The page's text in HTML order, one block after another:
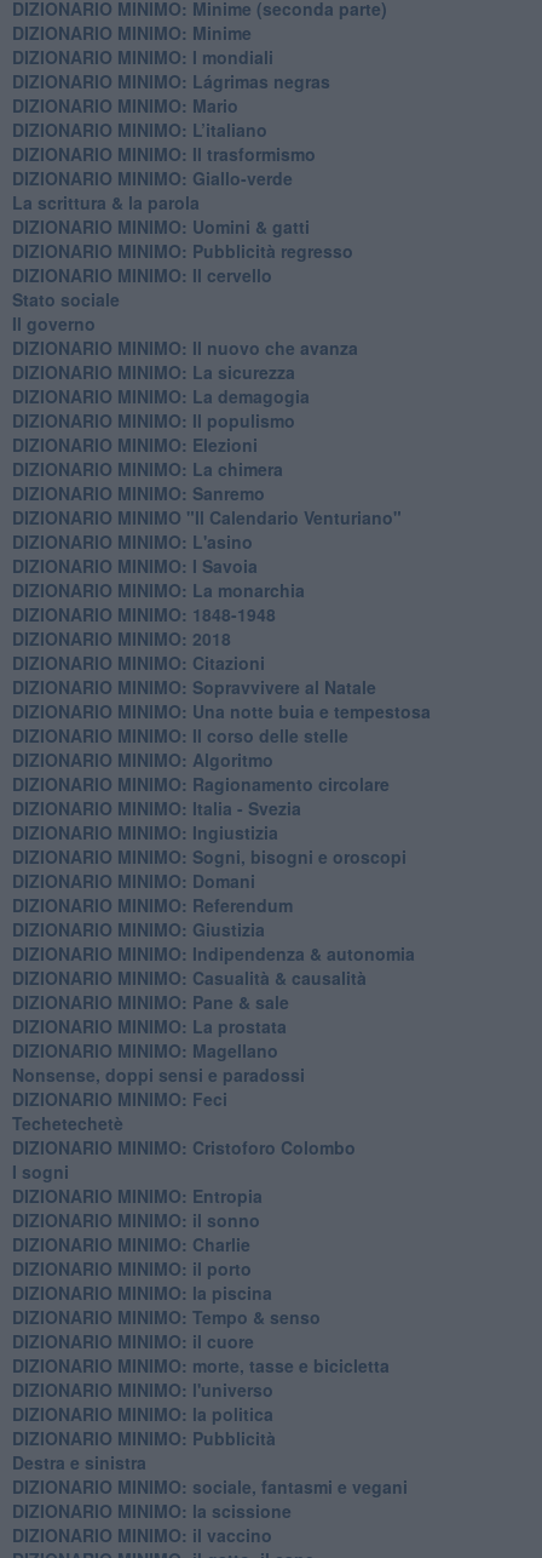
DIZIONARIO MINIMO: Minime (seconda parte)
DIZIONARIO MINIMO: Minime
DIZIONARIO MINIMO: ​I mondiali
DIZIONARIO MINIMO: ​Lágrimas negras
DIZIONARIO MINIMO: Mario
DIZIONARIO MINIMO: L’italiano
DIZIONARIO MINIMO: Il trasformismo
DIZIONARIO MINIMO: Giallo-verde
La scrittura & la parola
​DIZIONARIO MINIMO: Uomini & gatti
DIZIONARIO MINIMO: ​Pubblicità regresso
DIZIONARIO MINIMO: Il cervello
Stato sociale
Il governo
DIZIONARIO MINIMO: Il nuovo che avanza
DIZIONARIO MINIMO: La sicurezza
DIZIONARIO MINIMO: La demagogia
DIZIONARIO MINIMO: Il populismo
DIZIONARIO MINIMO: Elezioni
DIZIONARIO MINIMO: La chimera
DIZIONARIO MINIMO: Sanremo
DIZIONARIO MINIMO "Il Calendario Venturiano"
DIZIONARIO MINIMO: L'asino
DIZIONARIO MINIMO: I Savoia
DIZIONARIO MINIMO: La monarchia
DIZIONARIO MINIMO: 1848-1948
DIZIONARIO MINIMO: 2018
DIZIONARIO MINIMO: Citazioni
DIZIONARIO MINIMO: ​Sopravvivere al Natale
DIZIONARIO MINIMO: ​Una notte buia e tempestosa
DIZIONARIO MINIMO: Il corso delle stelle
DIZIONARIO MINIMO: Algoritmo
DIZIONARIO MINIMO: Ragionamento circolare
DIZIONARIO MINIMO: Italia - Svezia
DIZIONARIO MINIMO: ​Ingiustizia
DIZIONARIO MINIMO: ​Sogni, bisogni e oroscopi
DIZIONARIO MINIMO: Domani
DIZIONARIO MINIMO: Referendum
DIZIONARIO MINIMO: Giustizia
DIZIONARIO MINIMO: ​Indipendenza & autonomia
DIZIONARIO MINIMO: ​Casualità & causalità
​DIZIONARIO MINIMO: Pane & sale
DIZIONARIO MINIMO: La prostata
​DIZIONARIO MINIMO: Magellano
Nonsense, doppi sensi e paradossi
DIZIONARIO MINIMO: Feci
Techetechetè
DIZIONARIO MINIMO: Cristoforo Colombo
I sogni
DIZIONARIO MINIMO: Entropia
DIZIONARIO MINIMO: il sonno
DIZIONARIO MINIMO: Charlie
DIZIONARIO MINIMO: il porto
DIZIONARIO MINIMO: la piscina
DIZIONARIO MINIMO: Tempo & senso
DIZIONARIO MINIMO: il cuore
DIZIONARIO MINIMO: morte, tasse e bicicletta
DIZIONARIO MINIMO: l'universo
DIZIONARIO MINIMO: la politica
DIZIONARIO MINIMO: Pubblicità
Destra e sinistra
DIZIONARIO MINIMO: sociale, fantasmi e vegani
DIZIONARIO MINIMO: la scissione
DIZIONARIO MINIMO: il vaccino